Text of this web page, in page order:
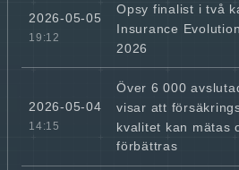
2026-05-05
19:12
Opsy finalist i två
Insurance
2026
2026-05-04
14:15
Över 6 000
visar att
kvalitet kan mätas
förbättras